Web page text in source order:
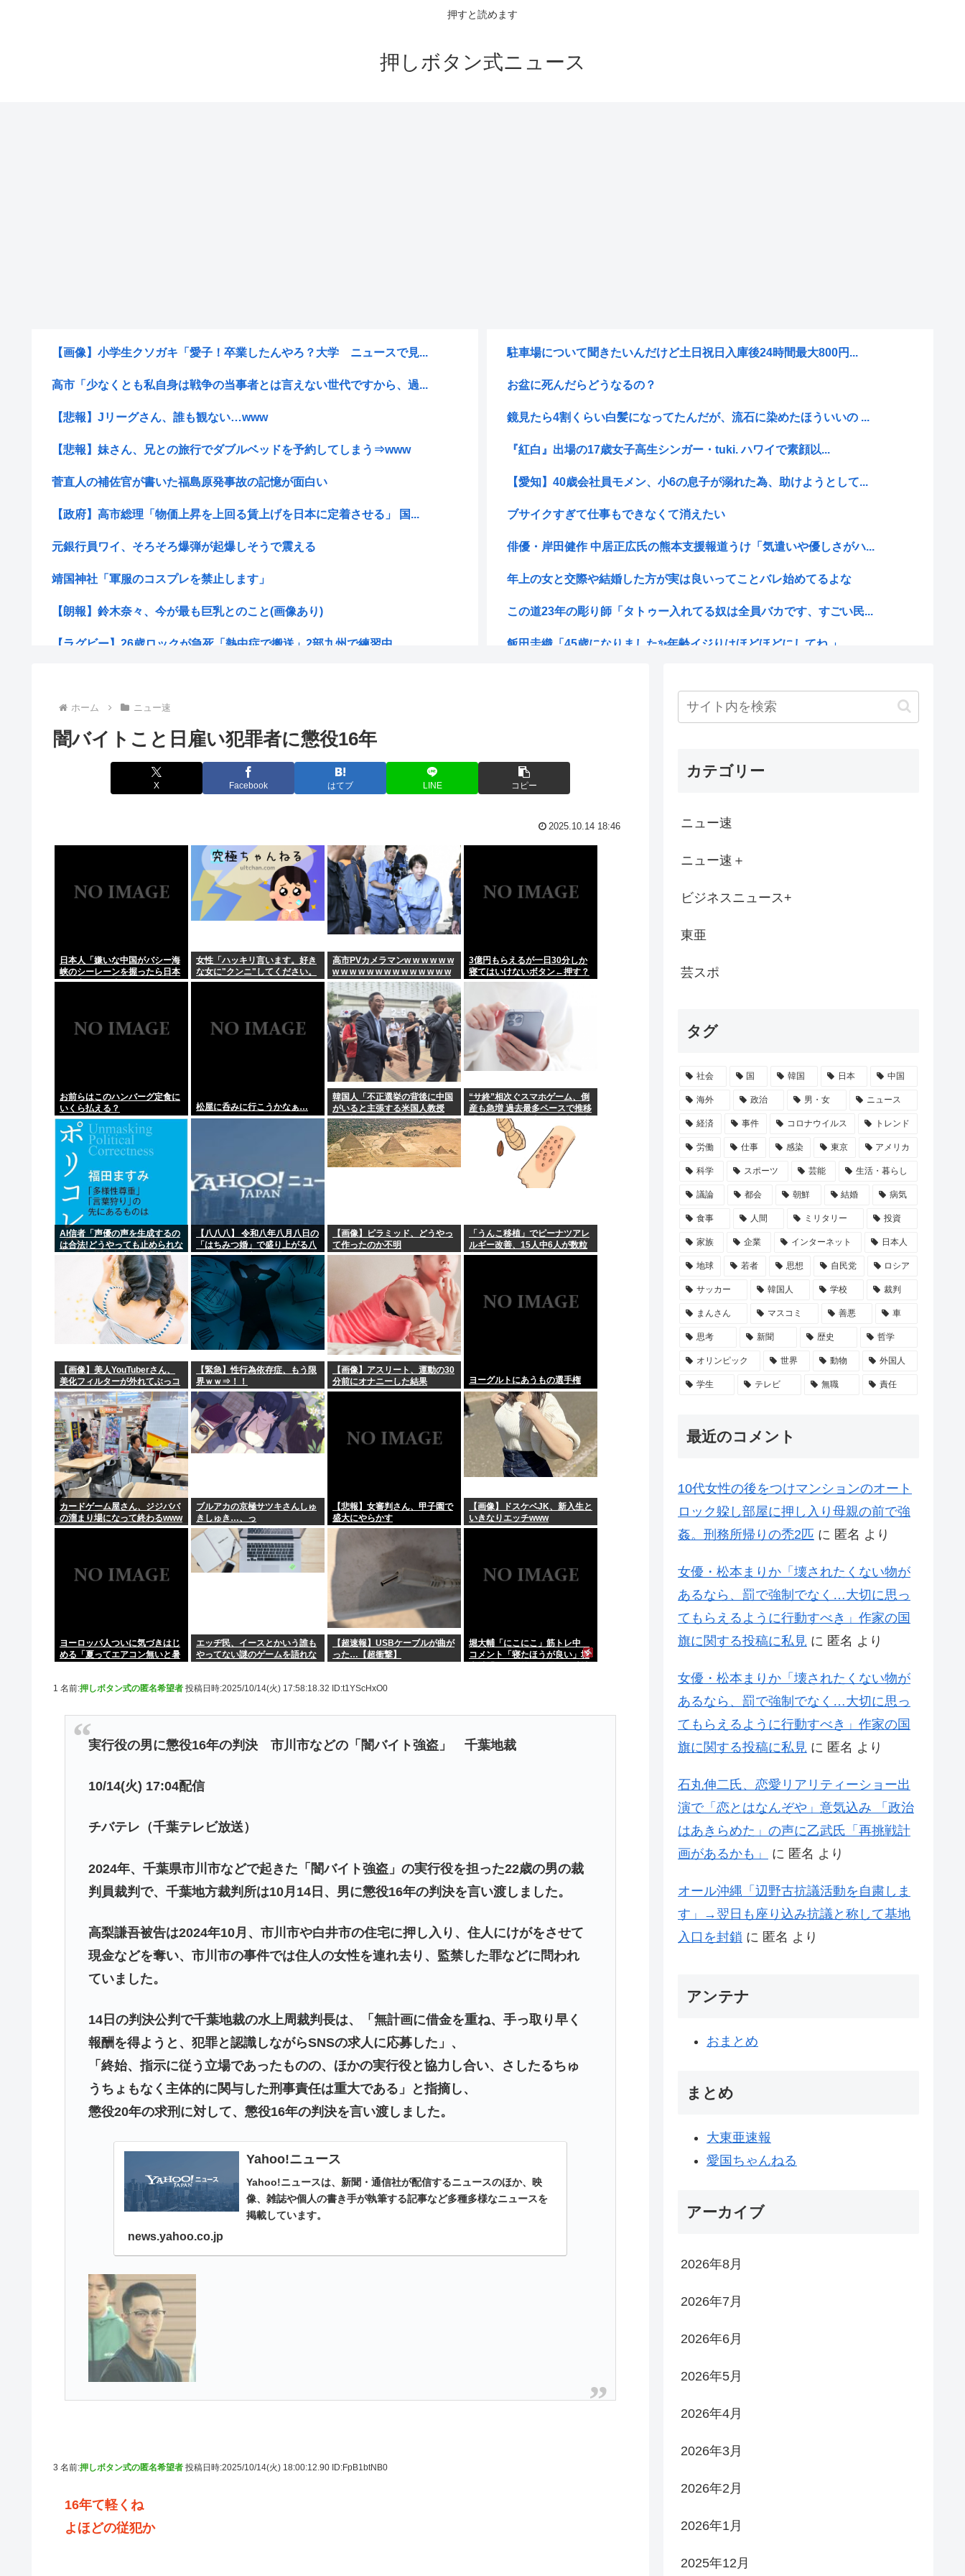
押すと読めます
押しボタン式ニュース
【画像】小学生クソガキ「愛子！卒業したんやろ？大学 ニュースで見...
高市「少なくとも私自身は戦争の当事者とは言えない世代ですから、過...
【悲報】Jリーグさん、誰も観ない…www
【悲報】妹さん、兄との旅行でダブルベッドを予約してしまう⇒www
菅直人の補佐官が書いた福島原発事故の記憶が面白い
【政府】高市総理「物価上昇を上回る賃上げを日本に定着させる」 国...
元銀行員ワイ、そろそろ爆弾が起爆しそうで震える
靖国神社「軍服のコスプレを禁止します」
【朗報】鈴木奈々、今が最も巨乳とのこと(画像あり)
【ラグビー】26歳ロックが急死「熱中症で搬送」2部九州で練習中、...
【予想外】アメリカ人の白人女に先祖を聞いたら衝撃的なことを言い出...
カツオの刺身とかいう世界で一番美味い刺身
ぶっちゃけ戦争で人が死にまくるのって普通に面白くね？
【韓国サッカー協会 過去に外国人審判ら20人に性接待 日本人審判...
【芸能】松本まりか（41）熊本支援で“大きい口でピザ頬張る”動画...
【人事院勧告・国家公務員 (平均41・7歳）の平均年収739万円...
【自民党】首相、人事で旧安倍派重用か 自民「萩生田幹事長」案が浮...
【画像】へずまりゅう、熊本でとんでもないものを提供してしまい大炎...
なぜ日本の映画はつまらないのか
ワイ、「着衣おっばい」でしか抜けない体質になってしまうwww
【沖縄】ジャングリア沖縄が「ロイヤルチケット」発売、アトラクショ...
駐車場について聞きたいんだけど土日祝日入庫後24時間最大800円...
お盆に死んだらどうなるの？
鏡見たら4割くらい白髪になってたんだが、流石に染めたほういいの ...
『紅白』出場の17歳女子高生シンガー・tuki. ハワイで素顔以...
【愛知】40歳会社員モメン、小6の息子が溺れた為、助けようとして...
ブサイクすぎて仕事もできなくて消えたい
俳優・岸田健作 中居正広氏の熊本支援報道うけ「気遣いや優しさがハ...
年上の女と交際や結婚した方が実は良いってことバレ始めてるよな
この道23年の彫り師「タトゥー入れてる奴は全員バカです、すごい民...
飯田圭織「45歳になりました✨年齢イジりはほどほどにしてね 」
結婚して子どもも産んで育てたんだけど孤独
【画像】この兎のアイドルvtuberさん
「あの、ナメてます？さっきから」ショートスリーパー・堀大輔氏が高...
嫁「はいはい抜いてやるよ。でもこれでまた半年は接触無しな」 暗黙...
テレビアニメ第2期「烈日の黄金郷」 9月に劇場上映
K-POPアイドル、エヴァのプラグスーツを着てライブをしてしまう...
【疑問】サイゼリヤ「うまいです、安いです、全国どこにでもあります...
糞ゲーを掴まされてもその日にブックオフやももたろうに中古で売りつ...
静岡朝日テレビ「高橋洋一が消費減税反対論をぶった斬る！『財源ない...
ホーム ニュー速
闇バイトこと日雇い犯罪者に懲役16年
X Facebook はてブ LINE コピー
2025.10.14 18:46
日本人「嫌いな中国がバシー海
峡のシーレーンを握ったら日本
を妨害するに違いない、だから
女性「ハッキリ言います。好き
な女に"クンニ"してください。
それだけで惚れます」
高市PVカメラマンw w w w w w
w w w w w w w w w w w w w w
3億円もらえるが一日30分しか
寝てはいけないボタン←押す？
お前らはこのハンバーグ定食に
いくら払える？
松屋に呑みに行こうかなぁ…
韓国人「不正選挙の背後に中国
がいると主張する米国人教授
に、韓国ネット民が困惑」
“サ終”相次ぐスマホゲーム、倒
産も急増 過去最多ペースで推移
「当たれば一攫千金」過去の時
AI信者「声優の声を生成するの
は合法!どうやっても止められな
い！キャキャ」法務省「普通に
権利侵害っす」
【八八八】 令和八年八月八日の
「はちみつ婚」で盛り上がる八
王子市や八戸市など「八」の付
く自治体たち…日本の航空機の
父・二宮忠八ゆかりの八幡浜市
と八幡市は共同でイベント開催
【画像】ピラミッド、どうやっ
て作ったのか不明
「うんこ移植」でピーナツアレ
ルギー改善、15人中6人が数粒
食べられるように
【画像】美人YouTuberさん、
美化フィルターが外れてぶっコ
抜けwww
【緊急】性行為依存症、もう限
界ｗｗ⇒！！
【画像】アスリート、運動の30
分前にオナニーした結果
→！！！
ヨーグルトにあうもの選手権
カードゲーム屋さん、ジジババ
の溜まり場になって終わるwww
ブルアカの京極サツキさんしゅ
きしゅき…、っ
【悲報】女審判さん、甲子園で
盛大にやらかす
【画像】ドスケベJK、新入生と
いきなりエッチwww
ヨーロッパ人ついに気づきはじ
める「夏ってエアコン無いと暑
エッヂ民、イースとかいう誰も
やってない謎のゲームを語れな
【超速報】USBケーブルが曲が
った…【超衝撃】
堀大輔「にこにこ」筋トレ中
コメント「寝たほうが良い」堀
1 名前:押しボタン式の匿名希望者 投稿日時:2025/10/14(火) 17:58:18.32 ID:t1YScHxO0
実行役の男に懲役16年の判決 市川市などの「闇バイト強盗」 千葉地裁
10/14(火) 17:04配信
チバテレ（千葉テレビ放送）
2024年、千葉県市川市などで起きた「闇バイト強盗」の実行役を担った22歳の男の裁
判員裁判で、千葉地方裁判所は10月14日、男に懲役16年の判決を言い渡しました。
高梨謙吾被告は2024年10月、市川市や白井市の住宅に押し入り、住人にけがをさせて
現金などを奪い、市川市の事件では住人の女性を連れ去り、監禁した罪などに問われ
ていました。
14日の判決公判で千葉地裁の水上周裁判長は、「無計画に借金を重ね、手っ取り早く
報酬を得ようと、犯罪と認識しながらSNSの求人に応募した」、
「終始、指示に従う立場であったものの、ほかの実行役と協力し合い、さしたるちゅ
うちょもなく主体的に関与した刑事責任は重大である」と指摘し、
懲役20年の求刑に対して、懲役16年の判決を言い渡しました。
Yahoo!ニュース
Yahoo!ニュースは、新聞・通信社が配信するニュースのほか、映
像、雑誌や個人の書き手が執筆する記事など多種多様なニュースを
掲載しています。
news.yahoo.co.jp
3 名前:押しボタン式の匿名希望者 投稿日時:2025/10/14(火) 18:00:12.90 ID:FpB1btNB0
16年て軽くね
よほどの従犯か
カテゴリー
ニュー速
ニュー速＋
ビジネスニュース+
東亜
芸スポ
タグ
社会 国 韓国 日本 中国
海外 政治 男・女 ニュース
経済 事件 コロナウイルス トレンド
労働 仕事 感染 東京 アメリカ
科学 スポーツ 芸能 生活・暮らし
議論 都会 朝鮮 結婚 病気
食事 人間 ミリタリー 投資
家族 企業 インターネット 日本人
地球 若者 思想 自民党 ロシア
サッカー 韓国人 学校 裁判
まんさん マスコミ 善悪 車
思考 新聞 歴史 哲学
オリンピック 世界 動物 外国人
学生 テレビ 無職 責任
最近のコメント
10代女性の後をつけマンションのオート
ロック躱し部屋に押し入り母親の前で強
姦。刑務所帰りの禿2匹 に 匿名 より
女優・松本まりか「壊されたくない物が
あるなら、罰で強制でなく…大切に思っ
てもらえるように行動すべき」作家の国
旗に関する投稿に私見 に 匿名 より
女優・松本まりか「壊されたくない物が
あるなら、罰で強制でなく…大切に思っ
てもらえるように行動すべき」作家の国
旗に関する投稿に私見 に 匿名 より
石丸伸二氏、恋愛リアリティーショー出
演で「恋とはなんぞや」意気込み 「政治
はあきらめた」の声に乙武氏「再挑戦計
画があるかも」
に 匿名 より
オール沖縄「辺野古抗議活動を自粛しま
す」→翌日も座り込み抗議と称して基地
入口を封鎖 に 匿名 より
アンテナ
おまとめ
まとめ
大東亜速報
愛国ちゃんねる
アーカイブ
2026年8月
2026年7月
2026年6月
2026年5月
2026年4月
2026年3月
2026年2月
2026年1月
2025年12月